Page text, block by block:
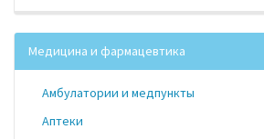
Медицина и фармацевтика
Амбулатории и медпункты
Аптеки